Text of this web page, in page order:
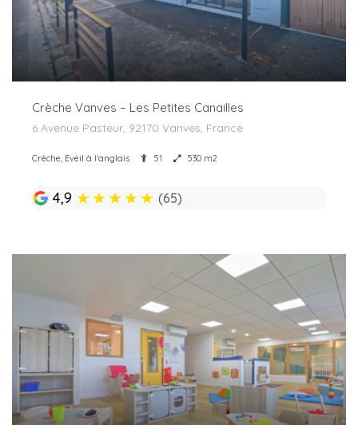
Crèche Vanves – Les Petites Canailles
6 Avenue Pasteur, 92170 Vanves, France
Crèche, Eveil à l'anglais 51 530 m2
4,9 ★★★★★ (65)